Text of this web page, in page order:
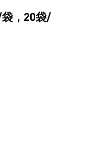
，20袋/